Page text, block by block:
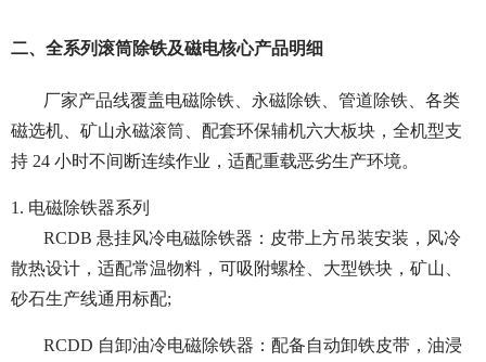
二、全系列滚筒除铁及磁电核心产品明细
厂家产品线覆盖电磁除铁、永磁除铁、管道除铁、各类
磁选机、矿山永磁滚筒、配套环保辅机六大板块，全机型支
持 24 小时不间断连续作业，适配重载恶劣生产环境。
1. 电磁除铁器系列
RCDB 悬挂风冷电磁除铁器：皮带上方吊装安装，风冷
散热设计，适配常温物料，可吸附螺栓、大型铁块，矿山、
砂石生产线通用标配;
RCDD 自卸油冷电磁除铁器：配备自动卸铁皮带，油浸